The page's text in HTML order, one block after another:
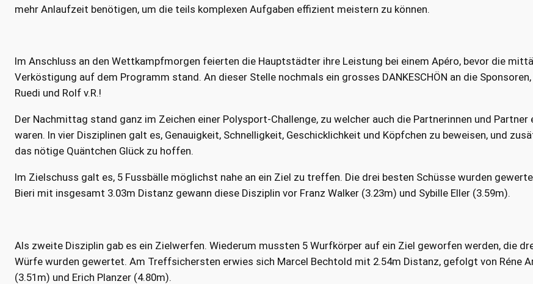
mehr Anlaufzeit benötigen, um die teils komplexen Aufgaben effizient meistern zu können.
Im Anschluss an den Wettkampfmorgen feierten die Hauptstädter ihre Leistung bei einem Apéro, bevor die
Verköstigung auf dem Programm stand. An dieser Stelle nochmals ein grosses DANKESCHÖN an die Sponsoren,
Ruedi und Rolf v.R.!
Der Nachmittag stand ganz im Zeichen einer Polysport-Challenge, zu welcher auch die Partnerinnen und Partner
waren. In vier Disziplinen galt es, Genauigkeit, Schnelligkeit, Geschicklichkeit und Köpfchen zu beweisen, und
das nötige Quäntchen Glück zu hoffen.
Im Zielschuss galt es, 5 Fussbälle möglichst nahe an ein Ziel zu treffen. Die drei besten Schüsse wurden
Bieri mit insgesamt 3.03m Distanz gewann diese Disziplin vor Franz Walker (3.23m) und Sybille Eller (3.59m).
Als zweite Disziplin gab es ein Zielwerfen. Wiederum mussten 5 Wurfkörper auf ein Ziel geworfen werden, die
Würfe wurden gewertet. Am Treffsichersten erwies sich Marcel Bechtold mit 2.54m Distanz, gefolgt von Réne
(3.51m) und Erich Planzer (4.80m).